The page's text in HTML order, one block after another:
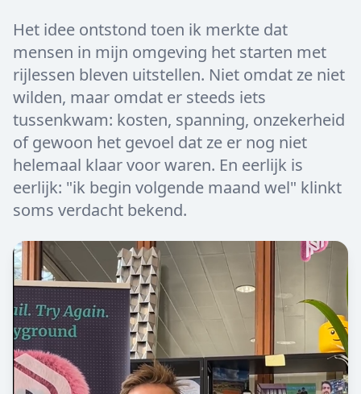
Het idee ontstond toen ik merkte dat
mensen in mijn omgeving het starten met
rijlessen bleven uitstellen. Niet omdat ze niet
wilden, maar omdat er steeds iets
tussenkwam: kosten, spanning, onzekerheid
of gewoon het gevoel dat ze er nog niet
helemaal klaar voor waren. En eerlijk is
eerlijk: "ik begin volgende maand wel" klinkt
soms verdacht bekend.